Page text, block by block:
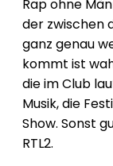
Rap ohne
der zwischen
ganz genau
kommt ist
die im Club
Musik, die
Show. Sonst
RTL2.